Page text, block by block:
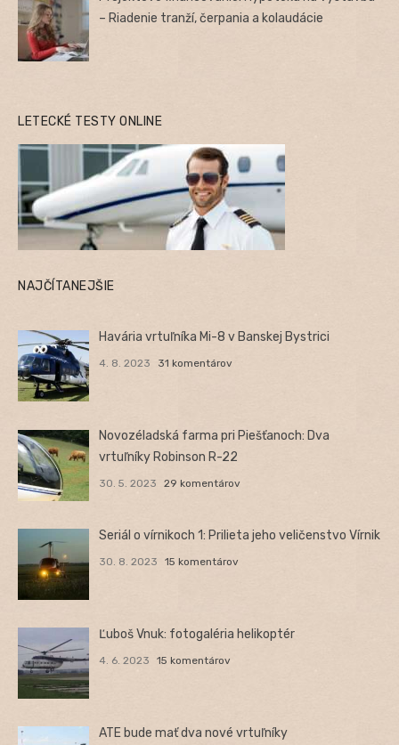
– Riadenie tranží, čerpania a kolaudácie
LETECKÉ TESTY ONLINE
NAJČÍTANEJŠIE
Havária vrtuľníka Mi-8 v Banskej Bystrici
4. 8. 2023 31 komentárov
Novozéladská farma pri Piešťanoch: Dva
vrtuľníky Robinson R-22
30. 5. 2023 29 komentárov
Seriál o vírnikoch 1: Prilieta jeho veličenstvo Vírnik
30. 8. 2023 15 komentárov
Ľuboš Vnuk: fotogaléria helikoptér
4. 6. 2023 15 komentárov
ATE bude mať dva nové vrtuľníky